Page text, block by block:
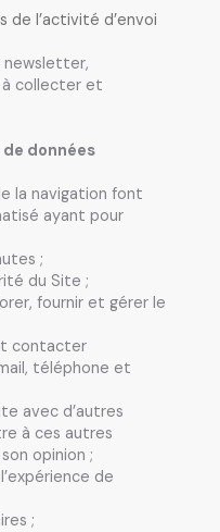
de l’activité d’envoi
newsletter,
à collecter et
données
la navigation font
ayant pour
;
du Site ;
fournir et gérer le
contacter
téléphone et
avec d’autres
à ces autres
opinion ;
de
;